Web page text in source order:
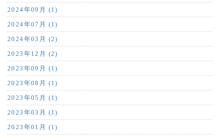
2024年09月 (1)
2024年07月 (1)
2024年03月 (2)
2023年12月 (2)
2023年09月 (1)
2023年08月 (1)
2023年05月 (1)
2023年03月 (1)
2023年01月 (1)